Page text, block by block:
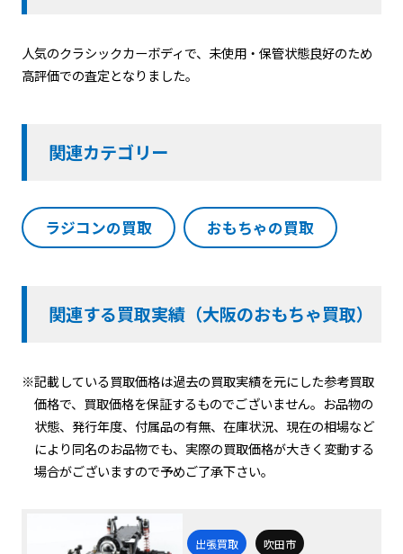
人気のクラシックカーボディで、未使用・保管状態良好のため
高評価での査定となりました。
関連カテゴリー
ラジコンの買取 おもちゃの買取
関連する買取実績（大阪のおもちゃ買取）
※記載している買取価格は過去の買取実績を元にした参考買取
価格で、買取価格を保証するものでございません。お品物の
状態、発行年度、付属品の有無、在庫状況、現在の相場など
により同名のお品物でも、実際の買取価格が大きく変動する
場合がございますので予めご了承下さい。
出張買取 吹田市